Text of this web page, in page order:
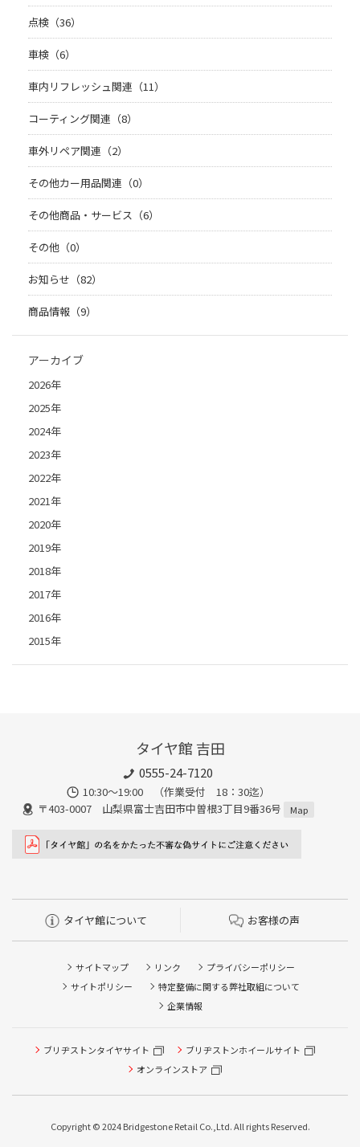
点検（36）
車検（6）
車内リフレッシュ関連（11）
コーティング関連（8）
車外リペア関連（2）
その他カー用品関連（0）
その他商品・サービス（6）
その他（0）
お知らせ（82）
商品情報（9）
アーカイブ
2026年
2025年
2024年
2023年
2022年
2021年
2020年
2019年
2018年
2017年
2016年
2015年
タイヤ館 吉田
0555-24-7120
10:30～19:00 （作業受付 18：30迄）
〒403-0007 山梨県富士吉田市中曽根3丁目9番36号
Map
タイヤ館について お客様の声
サイトマップ リンク
プライバシーポリシー
サイトポリシー
特定整備に関する弊社取組について
企業情報
ブリヂストンタイヤサイト
ブリヂストンホイールサイト
オンラインストア
Copyright © 2024 Bridgestone Retail Co.,Ltd. All rights Reserved.
タイヤ点検・安全点検/タイヤ履き替え/オイル交換/その他
ピット作業の予約
本日のタイヤ履き替え順番待ち予約 ※クローク契約会員の